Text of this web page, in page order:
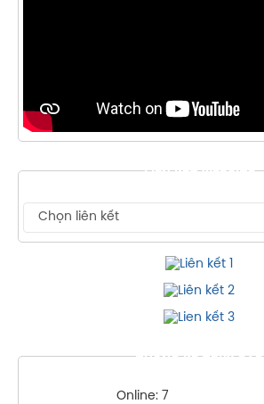
LIÊN KẾT WEBSITE
THỐNG KÊ TRUY CẬP
Online: 7